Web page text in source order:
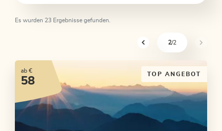
Es wurden 23 Ergebnisse gefunden.
sr.pagination-
2/2
ab €
58
TOP ANGEBOT